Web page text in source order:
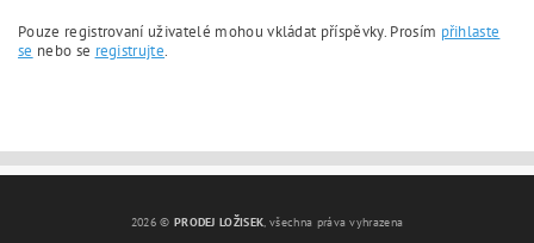
Pouze registrovaní uživatelé mohou vkládat příspěvky. Prosím přihlaste
se nebo se registrujte.
2026 © PRODEJ LOŽISEK, všechna práva vyhrazena